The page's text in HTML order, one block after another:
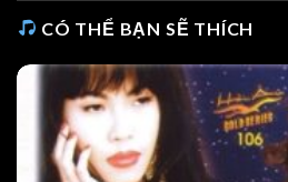
CÓ THỂ BẠN SẼ THÍCH